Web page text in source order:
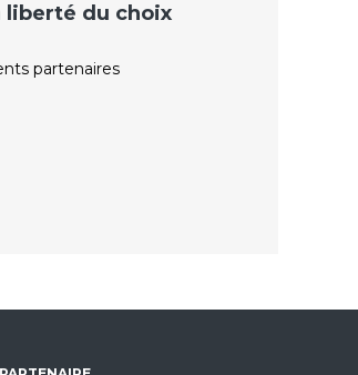
liberté du choix
partenaires